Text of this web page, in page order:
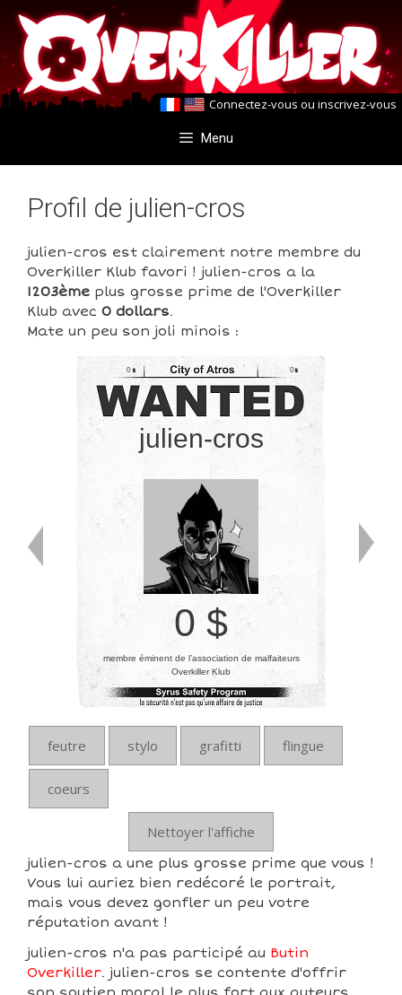
Aller
au
contenu
Aller
au
contenu
Connectez-vous ou inscrivez-vous
Menu
Profil de julien-cros
julien-cros est clairement notre membre du
Overkiller Klub favori ! julien-cros a la
1203ème plus grosse prime de l'Overkiller
Klub avec 0 dollars.
Mate un peu son joli minois :
0
julien-cros
0
0 $
membre éminent de l’association de malfaiteurs
Overkiller Klub
feutre stylo grafitti flingue
coeurs
Nettoyer l'affiche
julien-cros a une plus grosse prime que vous !
Vous lui auriez bien redécoré le portrait,
mais vous devez gonfler un peu votre
réputation avant !
julien-cros n'a pas participé au Butin
Overkiller. julien-cros se contente d'offrir